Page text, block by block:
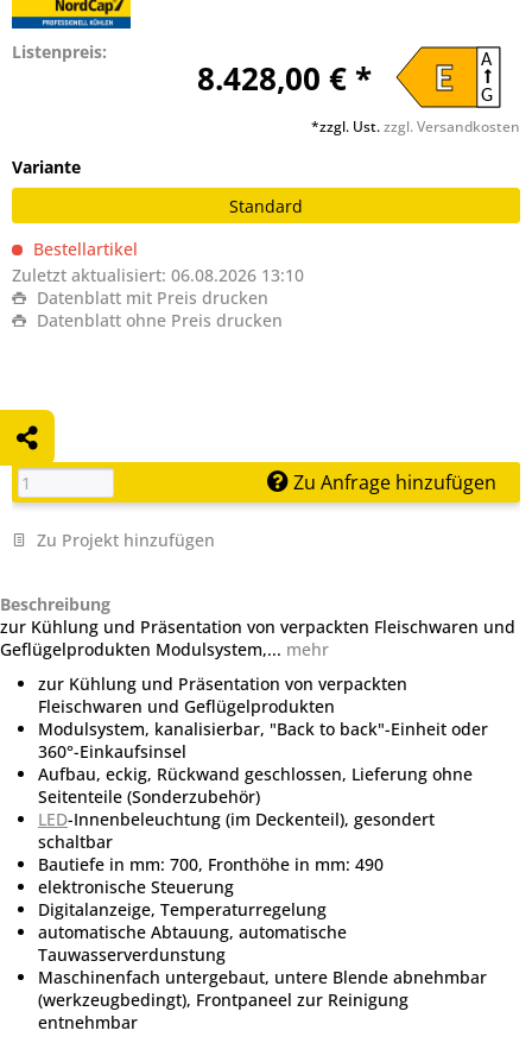
Listenpreis:
8.428,00 € * A
G
E
*zzgl. Ust.zzgl. Versandkosten
Variante
Standard
Bestellartikel
Zuletzt aktualisiert: 06.08.2026 13:10
Datenblatt mit Preis drucken
Datenblatt ohne Preis drucken
Zu Anfrage hinzufügen
Zu Projekt hinzufügen
Beschreibung
zur Kühlung und Präsentation von verpackten Fleischwaren und
Geflügelprodukten Modulsystem,... mehr
zur Kühlung und Präsentation von verpackten
Fleischwaren und Geflügelprodukten
Modulsystem, kanalisierbar, "Back to back"-Einheit oder
360°-Einkaufsinsel
Aufbau, eckig, Rückwand geschlossen, Lieferung ohne
Seitenteile (Sonderzubehör)
LED-Innenbeleuchtung (im Deckenteil), gesondert
schaltbar
Bautiefe in mm: 700, Fronthöhe in mm: 490
elektronische Steuerung
Digitalanzeige, Temperaturregelung
automatische Abtauung, automatische
Tauwasserverdunstung
Maschinenfach untergebaut, untere Blende abnehmbar
(werkzeugbedingt), Frontpaneel zur Reinigung
entnehmbar